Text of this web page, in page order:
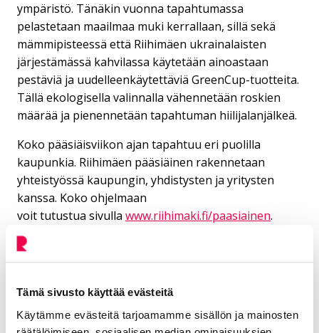
Tämä sivusto käyttää evästeitä
Käytämme evästeitä tarjoamamme sisällön ja mainosten
ympäristö. Tänäkin vuonna tapahtumassa
pelastetaan maailmaa muki kerrallaan, sillä sekä
mämmipisteessä että Riihimäen ukrainalaisten
järjestämässä kahvilassa käytetään ainoastaan
pestäviä ja uudelleenkäytettäviä GreenCup-tuotteita.
Tällä ekologisella valinnalla vähennetään roskien
määrää ja pienennetään tapahtuman hiilijalanjälkeä.
Koko pääsiäisviikon ajan tapahtuu eri puolilla
kaupunkia. Riihimäen pääsiäinen rakennetaan
yhteistyössä kaupungin, yhdistysten ja yritysten
kanssa. Koko ohjelmaan
voit tutustua sivullawww.riihimaki.fi/paasiainen.
Pääsiäisen päivittäiset ohjelmat julkaistaan
Riihimäen kulttuuri- ja tapahtumapalveluiden
sivulla/tilillä @riihimaenkulttuuripalvelut.